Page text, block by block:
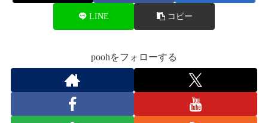
LINE コピー
poohをフォローする